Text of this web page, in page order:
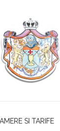
SI TARIFE